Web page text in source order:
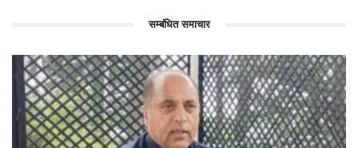
सम्बंधित समाचार